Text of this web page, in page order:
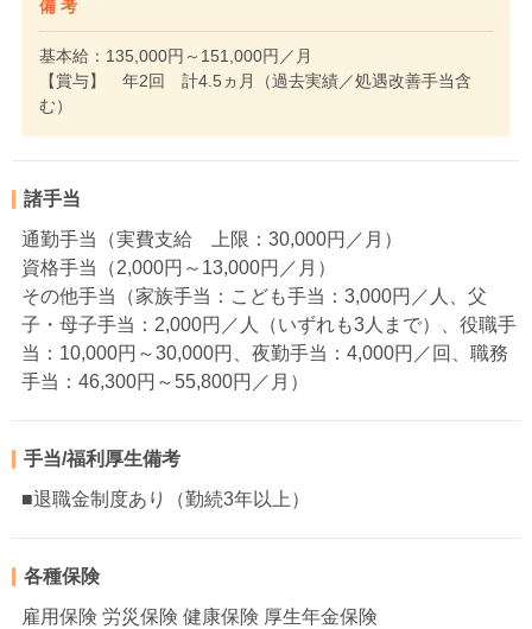
備 考
基本給：135,000円～151,000円／月
【賞与】 年2回 計4.5ヵ月（過去実績／処遇改善手当含
む）
諸手当
通勤手当（実費支給 上限：30,000円／月）
資格手当（2,000円～13,000円／月）
その他手当（家族手当：こども手当：3,000円／人、父
子・母子手当：2,000円／人（いずれも3人まで）、役職手
当：10,000円～30,000円、夜勤手当：4,000円／回、職務
手当：46,300円～55,800円／月）
手当/福利厚生備考
■退職金制度あり（勤続3年以上）
各種保険
雇用保険 労災保険 健康保険 厚生年金保険